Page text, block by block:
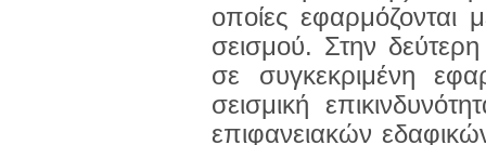
οποίες εφαρμόζονται
σεισμού. Στην
σε συγκεκριμένη
σεισμική
επιφανειακών